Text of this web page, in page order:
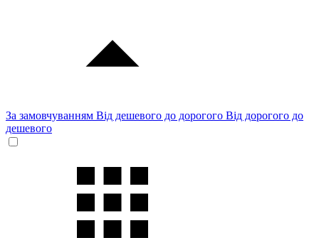
За замовчуванням Від дешевого до дорогого Від дорогого до
дешевого